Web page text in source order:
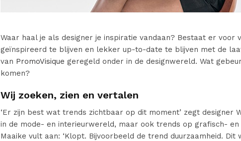
Waar haal je als designer je inspiratie vandaan? Bestaat er
geïnspireerd te blijven en lekker up-to-date te blijven met de
van PromoVisique geregeld onder in de designwereld. Wat
komen?
Wij zoeken, zien en vertalen
‘Er zijn best wat trends zichtbaar op dit moment’ zegt designer
in de mode- en interieurwereld, maar ook trends op grafisch- en
Maaike vult aan: ‘Klopt. Bijvoorbeeld de trend duurzaamheid.